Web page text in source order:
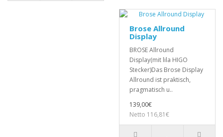
Brose Allround
Display
BROSE Allround
Display(mit lila HIGO
Stecker)Das Brose Display
Allround ist praktisch,
pragmatisch u..
139,00€
Netto 116,81€